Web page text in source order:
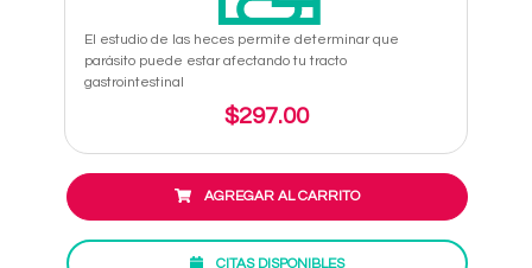
El estudio de las heces permite determinar que
parásito puede estar afectando tu tracto
gastrointestinal
$297.00
AGREGAR AL CARRITO
CITAS DISPONIBLES